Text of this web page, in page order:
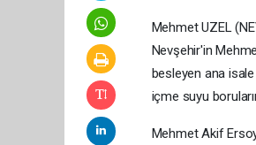
Mehmet UZEL
Nevşehir'in
besleyen ana
içme suyu
Mehmet Akif